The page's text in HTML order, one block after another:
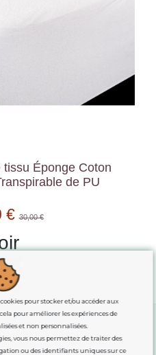
Éponge Coton
de PU
€30,00 €
pour stocker et/ou accéder aux
pour améliorer les expériences de
et non personnalisées.
vous nous permettez de traiter des
ou des identifiants uniques sur ce